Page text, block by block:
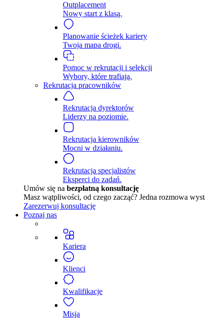
Outplacement
Nowy start z klasą.
Planowanie ścieżek kariery
Twoja mapa drogi.
Pomoc w rekrutacji i selekcji
Wybory, które trafiają.
Rekrutacja pracowników
Rekrutacja dyrektorów
Liderzy na poziomie.
Rekrutacja kierowników
Mocni w działaniu.
Rekrutacja specjalistów
Eksperci do zadań.
Umów się na bezpłatną konsultację
Masz wątpliwości, od czego zacząć? Jedna rozmowa
Zarezerwuj konsultację
Poznaj nas
Kariera
Klienci
Kwalifikacje
Misja